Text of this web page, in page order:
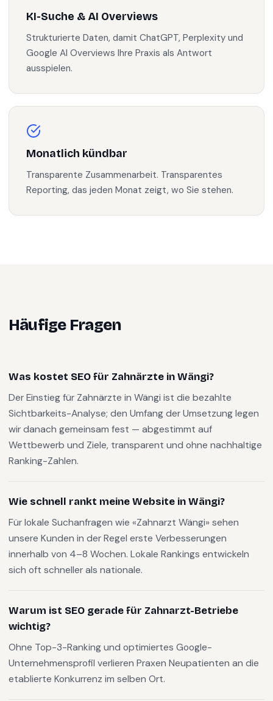
KI-Suche & AI Overviews
Strukturierte Daten, damit ChatGPT, Perplexity und
Google AI Overviews Ihre Praxis als Antwort
ausspielen.
Monatlich kündbar
Transparente Zusammenarbeit. Transparentes
Reporting, das jeden Monat zeigt, wo Sie stehen.
Häufige Fragen
Was kostet SEO für Zahnärzte in Wängi?
Der Einstieg für Zahnärzte in Wängi ist die bezahlte
Sichtbarkeits-Analyse; den Umfang der Umsetzung legen
wir danach gemeinsam fest — abgestimmt auf
Wettbewerb und Ziele, transparent und ohne nachhaltige
Ranking-Zahlen.
Wie schnell rankt meine Website in Wängi?
Für lokale Suchanfragen wie «Zahnarzt Wängi» sehen
unsere Kunden in der Regel erste Verbesserungen
innerhalb von 4–8 Wochen. Lokale Rankings entwickeln
sich oft schneller als nationale.
Warum ist SEO gerade für Zahnarzt-Betriebe
wichtig?
Ohne Top-3-Ranking und optimiertes Google-
Unternehmensprofil verlieren Praxen Neupatienten an die
etablierte Konkurrenz im selben Ort.